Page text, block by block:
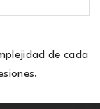
de cada